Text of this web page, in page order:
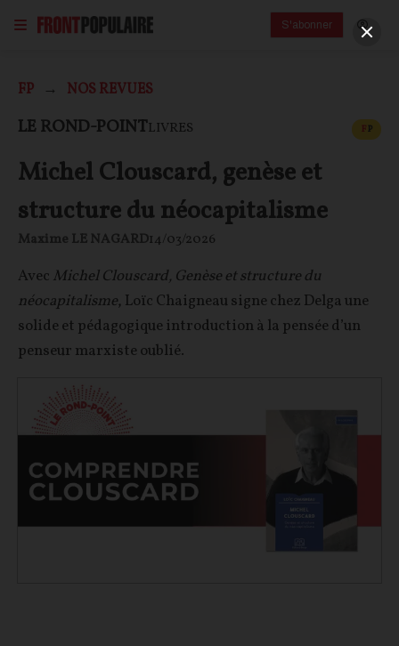
S'abonner
FP NOS REVUES
LE ROND-POINTLIVRES FP
Michel Clouscard, genèse et
structure du néocapitalisme
Maxime LE NAGARD14/03/2026
Avec Michel Clouscard, Genèse et structure du
néocapitalisme, Loïc Chaigneau signe chez Delga une
solide et pédagogique introduction à la pensée d’un
penseur marxiste oublié.